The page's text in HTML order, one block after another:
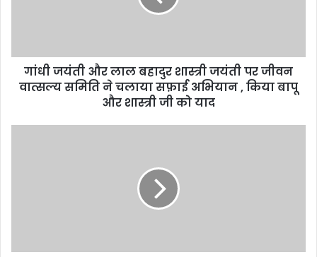
गांधी जयंती और लाल बहादुर शास्त्री जयंती पर जीवन
वात्सल्य समिति ने चलाया सफ़ाई अभियान , किया बापू
और शास्त्री जी को याद